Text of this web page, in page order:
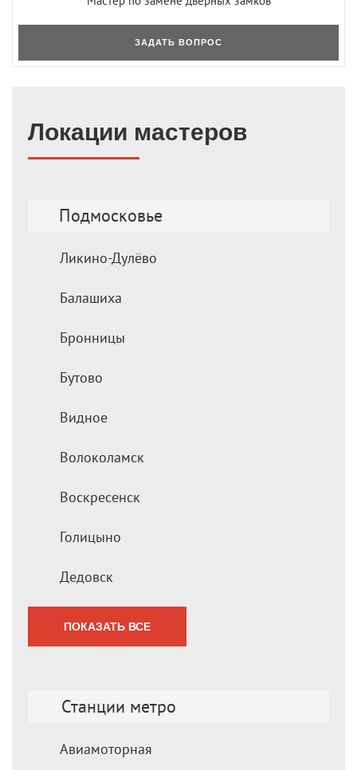
ЗАДАТЬ ВОПРОС
Локации мастеров
Подмосковье
Ликино-Дулёво
Балашиха
Бронницы
Бутово
Видное
Волоколамск
Воскресенск
Голицыно
Дедовск
ПОКАЗАТЬ ВСЕ
Станции метро
Авиамоторная